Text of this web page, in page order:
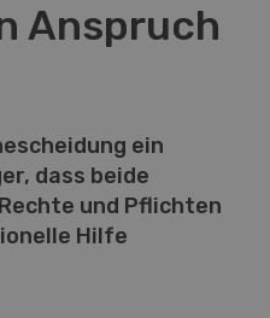
Anspruch
ein
dass beide
und Pflichten
Hilfe